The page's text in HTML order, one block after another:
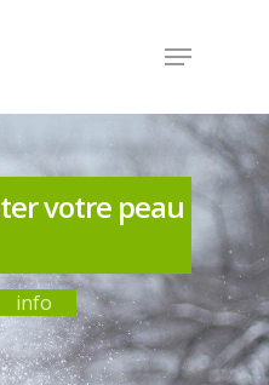
votre peau
info